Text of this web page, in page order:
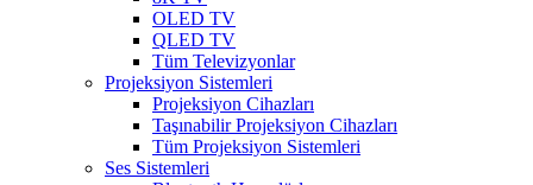
OLED TV
QLED TV
Tüm Televizyonlar
Projeksiyon Sistemleri
Projeksiyon Cihazları
Taşınabilir Projeksiyon Cihazları
Tüm Projeksiyon Sistemleri
Ses Sistemleri